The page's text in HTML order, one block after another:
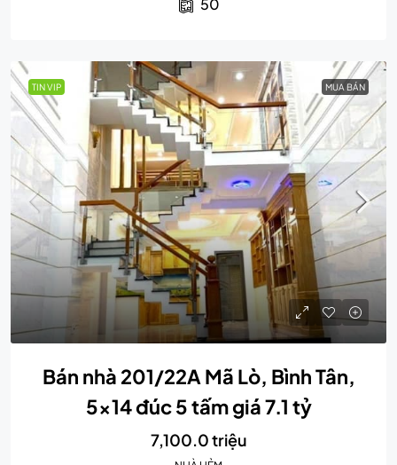
50
TIN VIP MUA BÁN
Bán nhà 201/22A Mã Lò, Bình Tân,
5×14 đúc 5 tấm giá 7.1 tỷ
7,100.0 triệu